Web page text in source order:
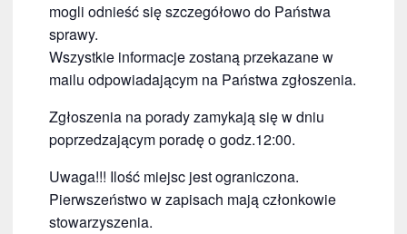
mogli odnieść się szczegółowo do Państwa
sprawy.
Wszystkie informacje zostaną przekazane w
mailu odpowiadającym na Państwa zgłoszenia.
Zgłoszenia na porady zamykają się w dniu
poprzedzającym poradę o godz.12:00.
Uwaga!!! Ilość miejsc jest ograniczona.
Pierwszeństwo w zapisach mają członkowie
stowarzyszenia.